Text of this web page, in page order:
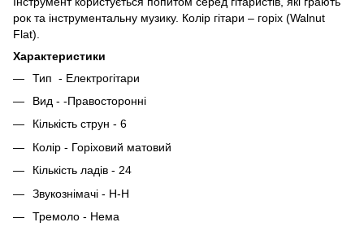
рок та інструментальну музику. Колір гітари – горіх (Walnut
Flat).
Характеристики
Тип - Електрогітари
Вид - -Правосторонні
Кількість струн - 6
Колір - Горіховий матовий
Кількість ладів - 24
Звукознімачі - H-H
Тремоло - Нема